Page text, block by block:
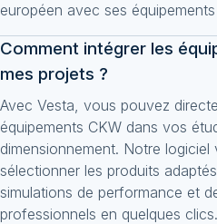
européen avec ses
Comment intégrer les
mes projets ?
Avec Vesta, vous pouvez
équipements CKW dans vos
dimensionnement. Notre logiciel
sélectionner les produits
simulations de performance et
professionnels en quelques clics.